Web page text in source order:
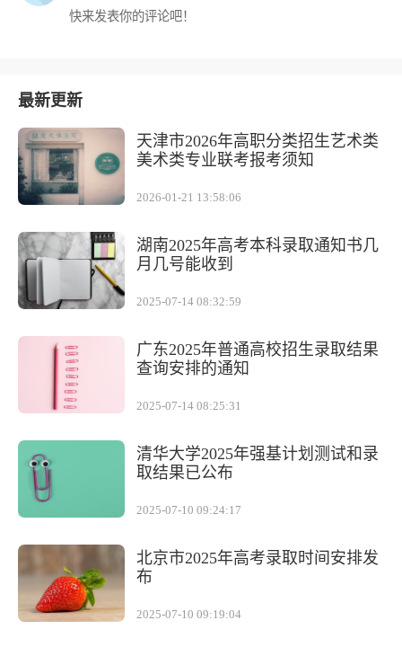
快来发表你的评论吧！
最新更新
天津市2026年高职分类招生艺术类
美术类专业联考报考须知
2026-01-21 13:58:06
湖南2025年高考本科录取通知书几
月几号能收到
2025-07-14 08:32:59
广东2025年普通高校招生录取结果
查询安排的通知
2025-07-14 08:25:31
清华大学2025年强基计划测试和录
取结果已公布
2025-07-10 09:24:17
北京市2025年高考录取时间安排发
布
2025-07-10 09:19:04